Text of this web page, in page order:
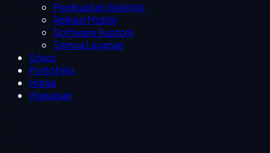
Pembuatan Website
Aplikasi Mobile
Software Kustom
Semua Layanan
Solusi
Portofolio
Harga
Wawasan